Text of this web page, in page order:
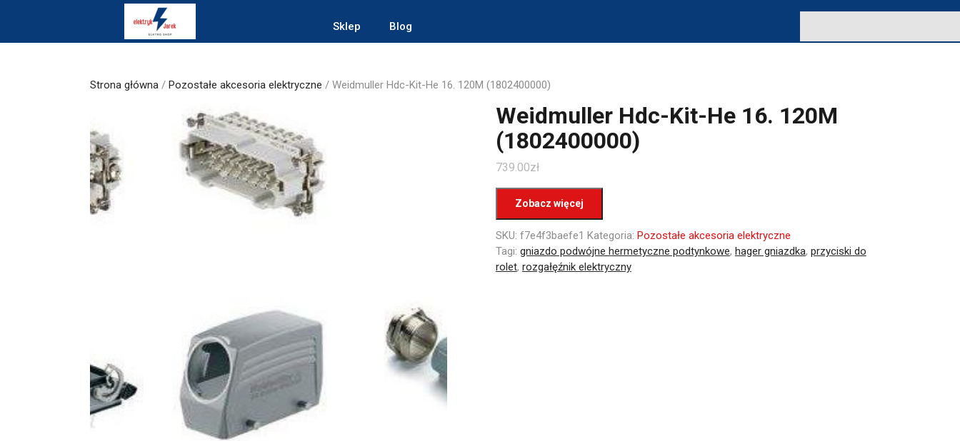
Sklep Blog
Strona główna / Pozostałe akcesoria elektryczne / Weidmuller Hdc-Kit-He 16. 120M (1802400000)
Weidmuller Hdc-Kit-He 16. 120M
(1802400000)
739.00zł
Zobacz więcej
SKU: f7e4f3baefe1 Kategoria: Pozostałe akcesoria elektryczne
Tagi: gniazdo podwójne hermetyczne podtynkowe, hager gniazdka, przyciski do
rolet, rozgałęźnik elektryczny